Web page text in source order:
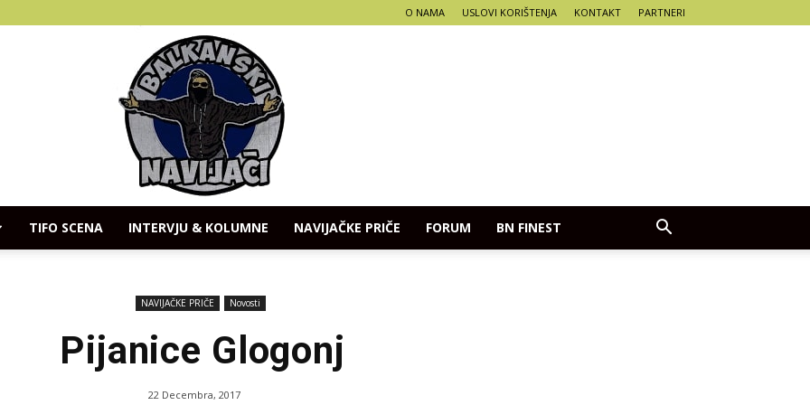
O NAMA USLOVI KORIŠTENJA KONTAKT PARTNERI
TIFO SCENA INTERVJU & KOLUMNE NAVIJAČKE PRIČE FORUM BN FINEST
NAVIJAČKE PRIČE Novosti
Pijanice Glogonj
22 Decembra, 2017